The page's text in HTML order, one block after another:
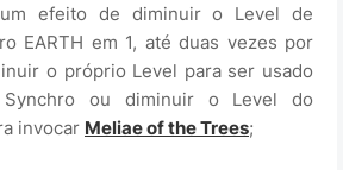
efeito de diminuir o Level de
EARTH em 1, até duas vezes por
o próprio Level para ser usado
Synchro ou diminuir o Level do
invocar Meliae of the Trees;